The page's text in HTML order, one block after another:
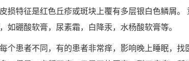
损特征是红色丘疹或斑块上覆有多层银白色鳞屑
如硼酸软膏，尿素霜，白降汞，水杨酸软膏等。
个患者不同，有的患者非常痒，影响晚上睡眠，